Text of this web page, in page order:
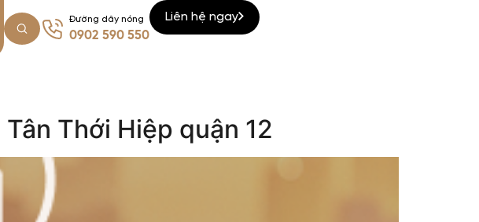
Đường dây nóng
0902 590 550
Liên hệ ngay
Thới Hiệp quận 12